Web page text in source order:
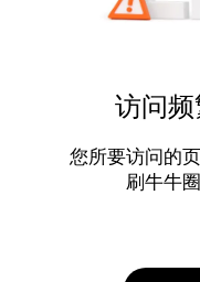
访问
您所要访问的
刷牛牛